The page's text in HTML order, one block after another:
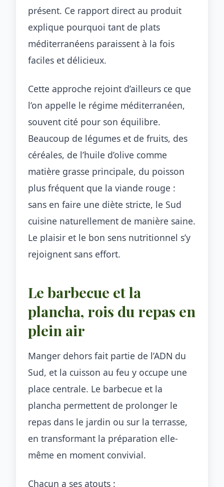
présent. Ce rapport direct au produit
explique pourquoi tant de plats
méditerranéens paraissent à la fois
faciles et délicieux.
Cette approche rejoint d’ailleurs ce que
l’on appelle le régime méditerranéen,
souvent cité pour son équilibre.
Beaucoup de légumes et de fruits, des
céréales, de l’huile d’olive comme
matière grasse principale, du poisson
plus fréquent que la viande rouge :
sans en faire une diète stricte, le Sud
cuisine naturellement de manière saine.
Le plaisir et le bon sens nutritionnel s’y
rejoignent sans effort.
Le barbecue et la
plancha, rois du repas en
plein air
Manger dehors fait partie de l’ADN du
Sud, et la cuisson au feu y occupe une
place centrale. Le barbecue et la
plancha permettent de prolonger le
repas dans le jardin ou sur la terrasse,
en transformant la préparation elle-
même en moment convivial.
Chacun a ses atouts :